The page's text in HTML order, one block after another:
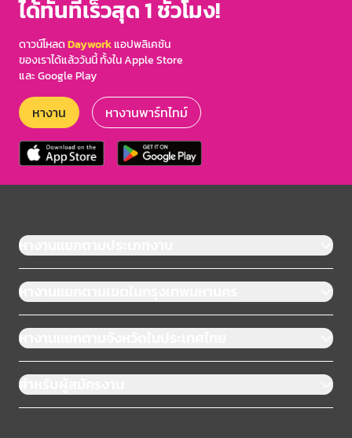
ได้ทันทีเร็วสุด 1 ชั่วโมง!
ดาวน์โหลดDayworkแอปพลิเคชัน
ของเราได้แล้ววันนี้ ทั้งใน Apple Store
และ Google Play
หางาน หางานพาร์ทไทม์
หางานแยกตามประเภทงาน
หางานแยกตามเขตในกรุงเทพมหานคร
หางานแยกตามจังหวัดในประเทศไทย
สำหรับผู้สมัครงาน